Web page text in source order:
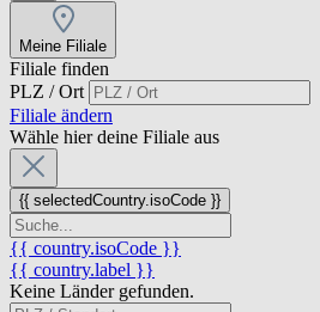
Meine Filiale
Filiale finden
PLZ / Ort
Filiale ändern
Wähle hier deine Filiale aus
{{ selectedCountry.isoCode }}
{{ country.isoCode }}
{{ country.label }}
Keine Länder gefunden.